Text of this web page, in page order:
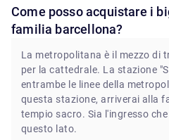
Come posso acquistare i biglietti per la sagrada
familia barcellona?
La metropolitana è il mezzo di
per la cattedrale. La stazione
entrambe le linee della
questa stazione, arriverai alla
tempio sacro. Sia l'ingresso
questo lato.